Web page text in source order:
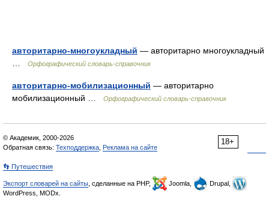
авторитарно-многоукладный — авторитарно многоукладный
Орфографический словарь-справочник
авторитарно-мобилизационный — авторитарно
мобилизационный …
Орфографический словарь-справочник
18+
© Академик, 2000-2026
Обратная связь: Техподдержка Реклама на сайте
👣 Путешествия
Экспорт словарей на сайты , сделанные на PHP, Joomla,
Drupal,
WordPress, MODx.